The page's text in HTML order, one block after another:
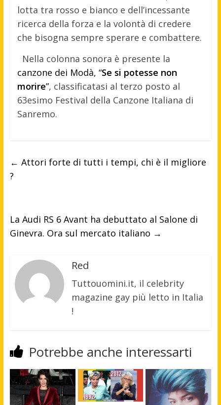
lotta tra rosso e bianco e dell’incessante
ricerca della forza e la volontà di credere
che bisogna sempre sperare e combattere.
Nella colonna sonora è presente la
canzone dei Modà, “Se si potesse non
morire”, classificatasi al terzo posto al
63esimo Festival della Canzone Italiana di
Sanremo.
← Attori forte di tutti i tempi, chi è il migliore
?
La Audi RS 6 Avant ha debuttato al Salone di
Ginevra. Ora sul mercato italiano →
Red
Tuttouomini.it, il celebrity
magazine gay più letto in Italia
!
Potrebbe anche interessarti